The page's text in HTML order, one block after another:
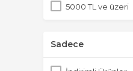
5000 TL ve üzeri
Sadece